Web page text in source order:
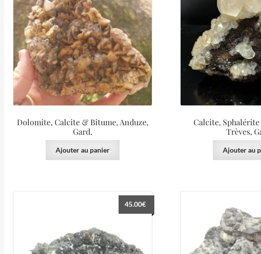
Dolomite, Calcite & Bitume, Anduze,
Gard.
Ajouter au panier
Calcite,
Trèves,
Ajouter au
45.00€